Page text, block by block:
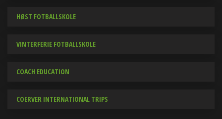
HØST FOTBALLSKOLE
VINTERFERIE FOTBALLSKOLE
COACH EDUCATION
COERVER INTERNATIONAL TRIPS